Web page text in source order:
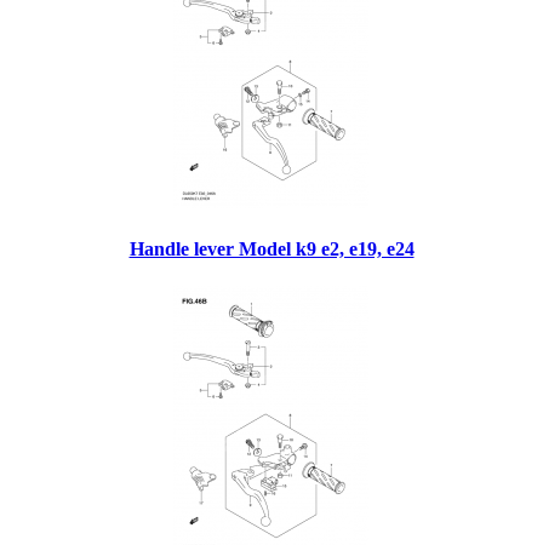
Handle lever Model k9 e2, e19, e24